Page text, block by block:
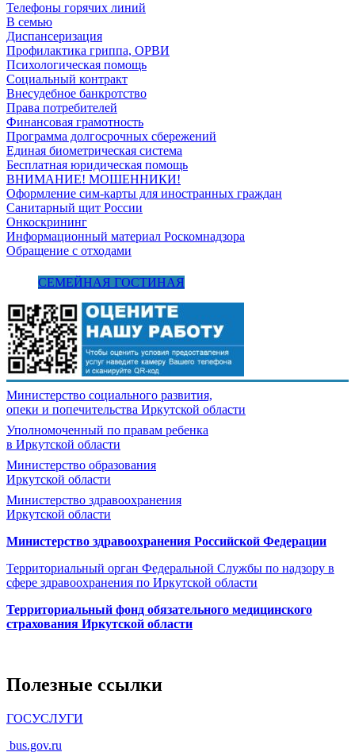
Телефоны горячих линий
В семью
Диспансеризация
Профилактика гриппа, ОРВИ
Психологическая помощь
Социальный контракт
Внесудебное банкротство
Права потребителей
Финансовая грамотность
Программа долгосрочных сбережений
Единая биометрическая система
Бесплатная юридическая помощь
ВНИМАНИЕ! МОШЕННИКИ!
Оформление сим-карты для иностранных граждан
Санитарный щит России
Онкоскрининг
Информационный материал Роскомнадзора
Обращение с отходами
СЕМЕЙНАЯ ГОСТИНАЯ
Министерство социального развития,
опеки и попечительства Иркутской области
Уполномоченный по правам ребенка
в Иркутской области
Министерство образования
Иркутской области
Министерство здравоохранения
Иркутской области
Министерство здравоохранения Росcийской Федерации
Территориальный орган Федеральной Службы по надзору в
сфере здравоохранения по Иркутской области
Территориальный фонд обязательного медицинского
страхования Иркутской области
Полезные ссылки
ГОСУСЛУГИ
bus.gov.ru